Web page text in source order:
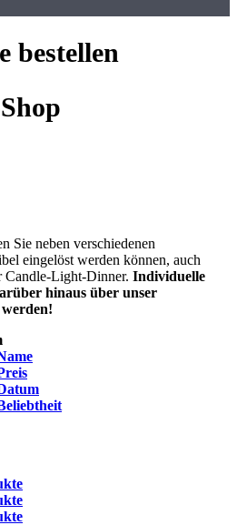
bestellen
Sie neben verschiedenen
eingelöst werden können, auch
Candle-Light-Dinner.Individuelle
hinaus über unser